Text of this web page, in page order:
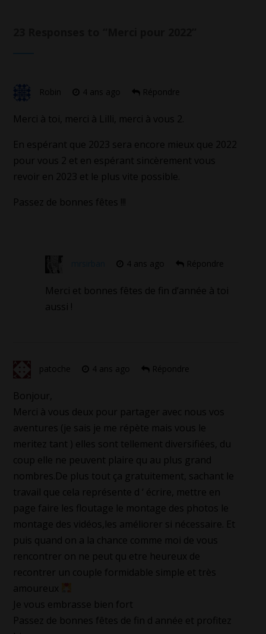
Robin 4 ans ago Répondre
Merci à toi, merci à Lilli, merci à vous 2.
En espérant que 2023 sera encore mieux que 2022
pour vous 2 et en espérant sincèrement vous
revoir en 2023 et le plus vite possible.
Passez de bonnes fêtes !!!
4 ans ago Répondre
Merci et bonnes fêtes de fin d’année à toi
aussi !
patoche 4 ans ago Répondre
Bonjour,
Merci à vous deux pour partager avec nous vos
aventures (je sais je me répète mais vous le
meritez tant ) elles sont tellement diversifiées, du
coup elle ne peuvent plaire qu au plus grand
nombres.De plus tout ça gratuitement, sachant le
travail que cela représente d ‘ écrire, mettre en
page faire les floutage le montage des photos le
montage des vidéos,les améliorer si nécessaire. Et
puis quand on a la chance comme moi de vous
rencontrer on ne peut qu etre heureux de
recontrer un couple formidable simple et très
amoureux
Je vous embrasse bien fort
Passez de bonnes fêtes de fin d année et profitez